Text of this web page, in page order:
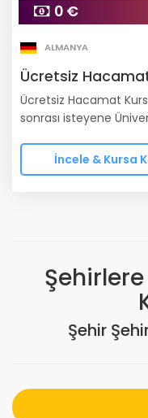
0 €
ALMANYA
Ücretsiz
Ücretsiz Hacamat
sonrası isteyene
İncele & Kursa
Şehir